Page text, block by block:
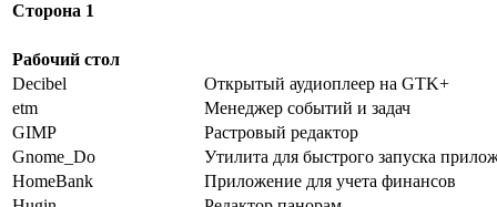
Сторона 1
Рабочий стол
Decibel
Открытый аудиоплеер на GTK+
etm
Менеджер событий и задач
GIMP
Растровый редактор
Gnome_Do
Утилита для быстрого запуска
HomeBank
Приложение для учета финансов